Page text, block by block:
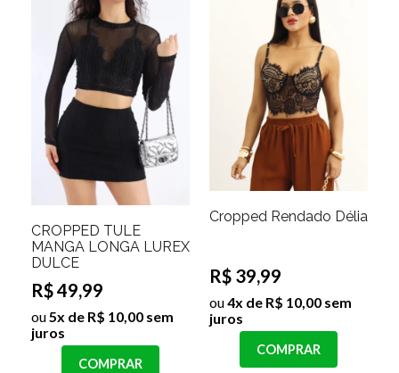
CROPPED TULE
MANGA LONGA LUREX
DULCE
R$ 49,99
ou5x de R$ 10,00 sem
juros
COMPRAR
Cropped Rendado Délia
R$ 39,99
ou4x de R$ 10,00 sem
juros
COMPRAR